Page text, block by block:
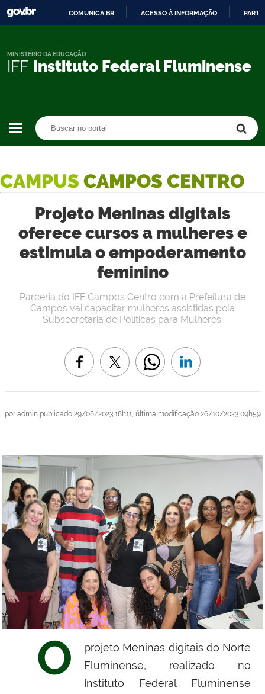
CONTEÚDO
COMUNICA BR ACESSO À INFORMAÇÃO
IFF Instituto Federal Fluminense
MINISTÉRIO DA EDUCAÇÃO
CAMPUS CAMPOS CENTRO
Projeto Meninas digitais
oferece cursos a mulheres e
estimula o empoderamento
feminino
por admin publicado29/08/2023 18h11, última modificação26/10/2023 09h59
Parceria do IFF Campos Centro com a Prefeitura de
Campos vai capacitar mulheres assistidas pela
Subsecretaria de Políticas para Mulheres.
O
projeto Meninas digitais do Norte
Fluminense, realizado no
Instituto Federal Fluminense